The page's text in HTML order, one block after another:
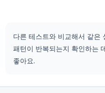
다른 테스트와 비교해서 같은
패턴이 반복되는지 확인하는
좋아요.